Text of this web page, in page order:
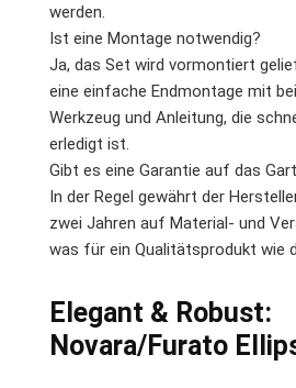
werden.
Ist eine Montage notwendig?
Ja, das Set wird vormontiert
eine einfache Endmontage mit
Werkzeug und Anleitung, die
erledigt ist.
Gibt es eine Garantie auf das
In der Regel gewährt der
zwei Jahren auf Material- und
was für ein Qualitätsprodukt wie
Elegant & Robust:
Novara/Furato